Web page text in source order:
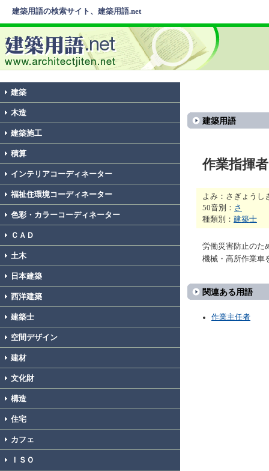
建築用語の検索サイト、建築用語.net
建築
木造
建築施工
積算
インテリアコーディネーター
福祉住環境コーディネーター
色彩・カラーコーディネーター
ＣＡＤ
土木
日本建築
西洋建築
建築士
空間デザイン
建材
文化財
構造
住宅
カフェ
ＩＳＯ
建築用語
作業指揮者
よみ：さぎょうし
50音別： さ
種類別： 建築士
労働災害防止のた
機械・高所作業車
関連ある用語
作業主任者